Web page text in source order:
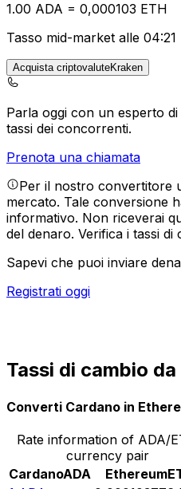
1.00 ADA = 0,000103 ETH
Tasso mid-market alle 04:21
Acquista criptovaluteKraken
Parla oggi con un esperto di
tassi dei concorrenti.
Prenota una chiamata
Per il nostro convertitore
mercato. Tale conversione
informativo. Non riceverai
del denaro. Verifica i tassi di
Sapevi che puoi inviare
Registrati oggi
Tassi di cambio
Converti Cardano in
Rate information of ADA/
currency pair
CardanoADA Ethereum